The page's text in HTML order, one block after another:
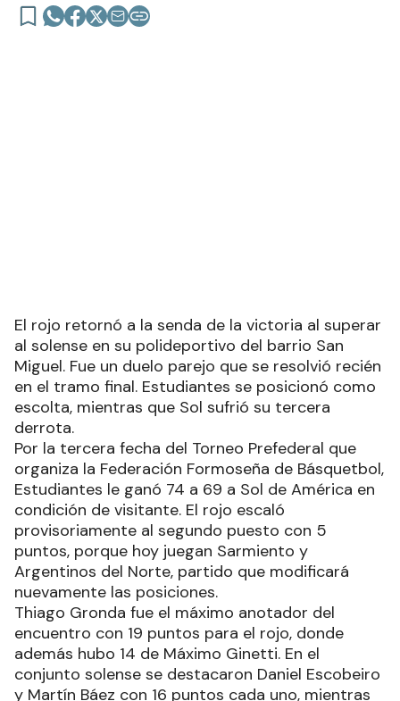
El rojo retornó a la senda de la victoria al superar
al solense en su polideportivo del barrio San
Miguel. Fue un duelo parejo que se resolvió recién
en el tramo final. Estudiantes se posicionó como
escolta, mientras que Sol sufrió su tercera
derrota.
Por la tercera fecha del Torneo Prefederal que
organiza la Federación Formoseña de Básquetbol,
Estudiantes le ganó 74 a 69 a Sol de América en
condición de visitante. El rojo escaló
provisoriamente al segundo puesto con 5
puntos, porque hoy juegan Sarmiento y
Argentinos del Norte, partido que modificará
nuevamente las posiciones.
Thiago Gronda fue el máximo anotador del
encuentro con 19 puntos para el rojo, donde
además hubo 14 de Máximo Ginetti. En el
conjunto solense se destacaron Daniel Escobeiro
y Martín Báez con 16 puntos cada uno, mientras